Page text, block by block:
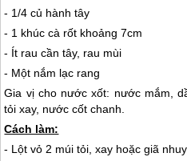
- 1/4 củ hành tây
- 1 khúc cà rốt khoảng 7cm
- Ít rau cần tây, rau mùi
- Một nắm lạc rang
Gia vị cho nước xốt: nước mắm,
tỏi xay, nước cốt chanh.
Cách làm:
- Lột vỏ 2 múi tỏi, xay hoặc giã